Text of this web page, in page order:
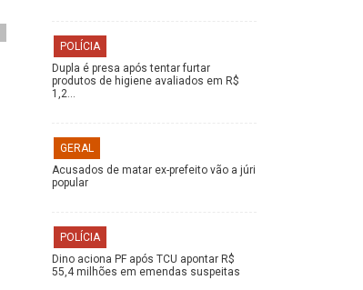
POLÍCIA
Dupla é presa após tentar furtar
produtos de higiene avaliados em R$
1,2…
GERAL
Acusados de matar ex-prefeito vão a júri
popular
POLÍCIA
Dino aciona PF após TCU apontar R$
55,4 milhões em emendas suspeitas